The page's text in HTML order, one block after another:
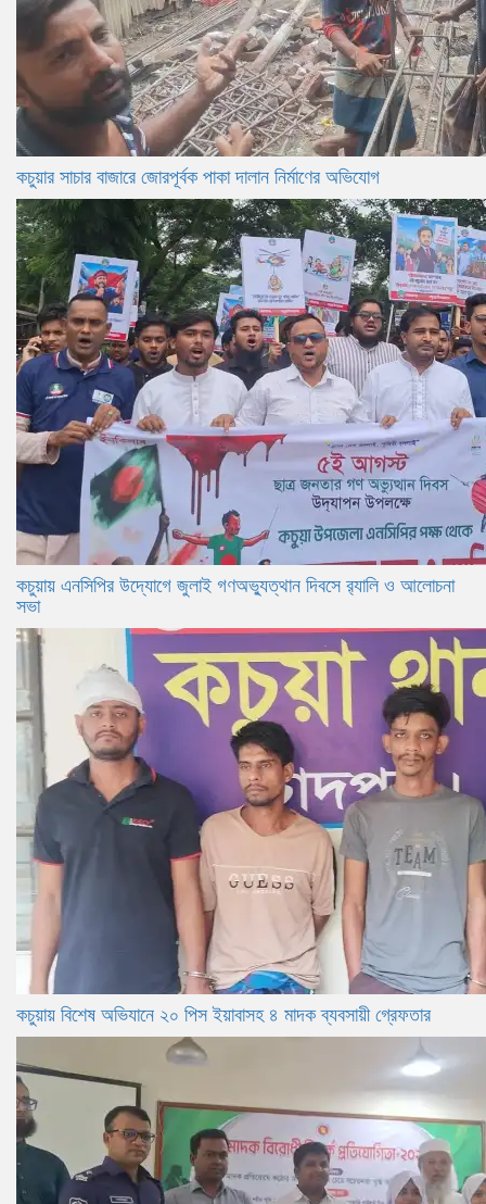
কচুয়ার সাচার বাজারে জোরপূর্বক পাকা দালান নির্মাণের অভিযোগ
কচুয়ায় এনসিপির উদ্যোগে জুলাই গণঅভ্যুত্থান দিবসে র‌্যালি ও আলোচনা
সভা
কচুয়ায় বিশেষ অভিযানে ২০ পিস ইয়াবাসহ ৪ মাদক ব্যবসায়ী গ্রেফতার